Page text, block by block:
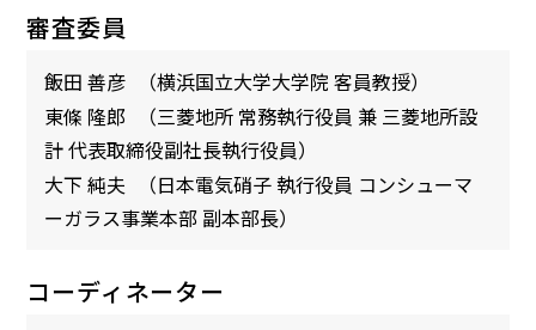
審査委員
飯田 善彦
（横浜国立大学大学院 客員教授）
東條 隆郎
（三菱地所 常務執行役員 兼 三菱地所設
計 代表取締役副社長執行役員）
大下 純夫
（日本電気硝子 執行役員 コンシューマ
ーガラス事業本部 副本部長）
コーディネーター